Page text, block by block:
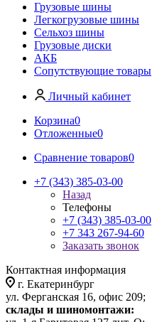
Грузовые шины
Легкогрузовые шины
Сельхоз шины
Грузовые диски
АКБ
Сопутствующие товары
Личный кабинет
Корзина0
Отложенные0
Сравнение товаров0
+7 (343) 385-03-00
Назад
Телефоны
+7 (343) 385-03-00
+7 343 267-94-60
Заказать звонок
Контактная информация
г. Екатеринбург
ул. Ферганская 16, офис 209;
склады и шиномонтажи: